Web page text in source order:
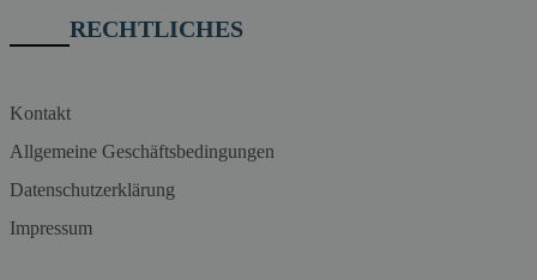
RECHTLICHES
Kontakt
Allgemeine Geschäftsbedingungen
Datenschutzerklärung
Impressum